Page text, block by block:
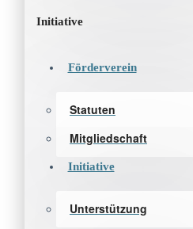
Initiative
Förderverein
Statuten
Mitgliedschaft
Initiative
Unterstützung